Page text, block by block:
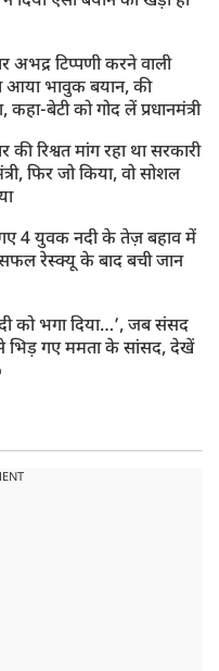
अभद्र टिप्पणी करने वाली
आया भावुक बयान, की
कहा-बेटी को गोद लें प्रधानमंत्री
रिश्वत मांग रहा था सरकारी
फिर जो किया, वो सोशल
4 युवक नदी के तेज़ बहाव में
रेस्क्यू के बाद बची जान
को भगा दिया…’, जब संसद
से भिड़ गए ममता के सांसद, देखें